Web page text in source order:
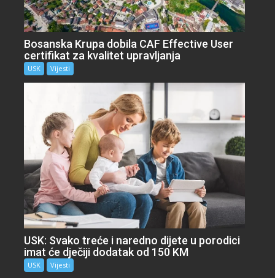
Bosanska Krupa dobila CAF Effective User
certifikat za kvalitet upravljanja
USK Vijesti
USK: Svako treće i naredno dijete u porodici
imat će dječiji dodatak od 150 KM
USK Vijesti